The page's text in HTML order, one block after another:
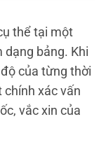
thể tại một
bảng. Khi
của từng thời
chính xác vấn
vắc xin của